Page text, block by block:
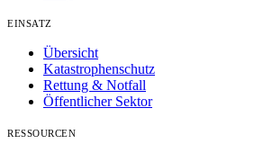
EINSATZ
Übersicht
Katastrophenschutz
Rettung & Notfall
Öffentlicher Sektor
RESSOURCEN